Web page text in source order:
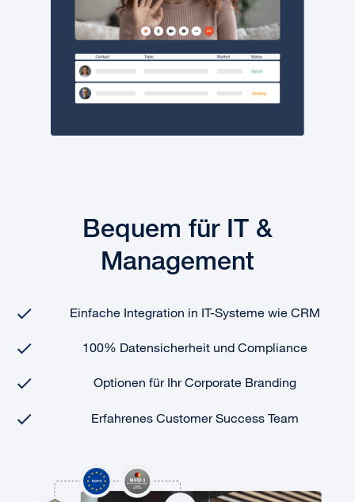
Bequem für IT &
Management
Einfache Integration in IT-Systeme wie CRM
100% Datensicherheit und Compliance
Optionen für Ihr Corporate Branding
Erfahrenes Customer Success Team